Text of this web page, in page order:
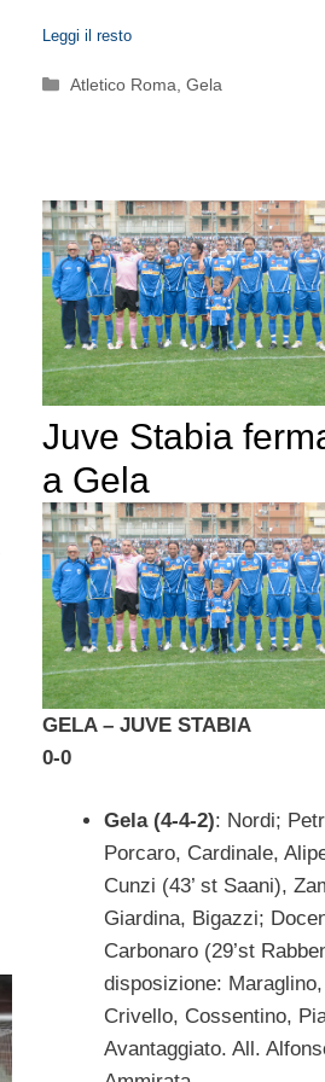
Leggi il resto
Categorie
Atletico Roma ,Gela
Juve Stabia
a Gela
GELA – JUVE
0-0
Gela (4-4-2): Nordi;
Porcaro, Cardinale,
Cunzi (43’ st Saani),
Giardina, Bigazzi;
Carbonaro (29’st
disposizione: Maraglino,
Crivello, Cossentino,
Avantaggiato. All.